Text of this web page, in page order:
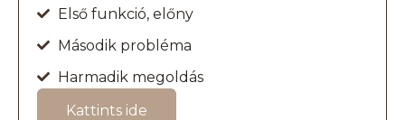
Első funkció, előny
Második probléma
Harmadik megoldás
Kattints ide